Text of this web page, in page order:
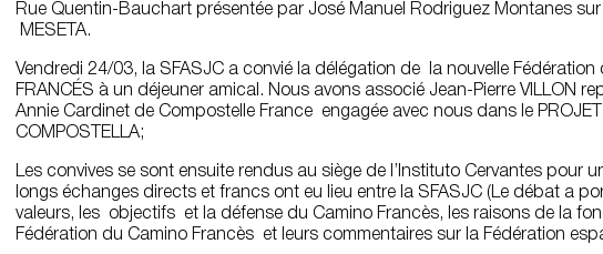
Rue Quentin-Bauchart présentée par José Manuel Rodriguez Montanes sur
MESETA.
Vendredi 24/03, la SFASJC a convié la délégation de la nouvelle Fédération
FRANCÉS à un déjeuner amical. Nous avons associé Jean-Pierre VILLON
Annie Cardinet de Compostelle France engagée avec nous dans le PROJET
COMPOSTELLA;
Les convives se sont ensuite rendus au siège de l’Instituto Cervantes pour
longs échanges directs et francs ont eu lieu entre la SFASJC (Le débat a
valeurs, les objectifs et la défense du Camino Francès, les raisons de la
Fédération du Camino Francès et leurs commentaires sur la Fédération